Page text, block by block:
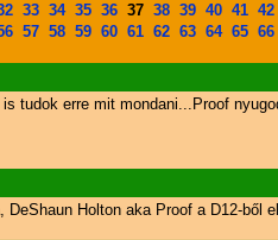
33 34 35 36 37 38 39 40 41 42
57 58 59 60 61 62 63 64 65 66
tudok erre mit mondani...Proof
Holton aka Proof a D12-ből